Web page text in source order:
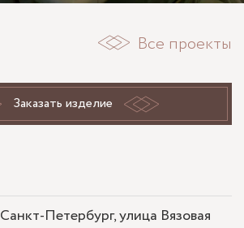
Все проекты
Заказать изделие
Санкт-Петербург, улица Вязовая